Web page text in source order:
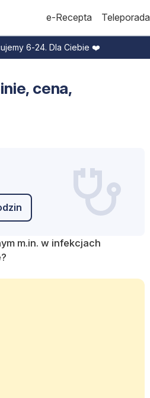
e-Recepta Teleporada
6-24. Dla Ciebie ❤️
cena,
m.in. w infekcjach